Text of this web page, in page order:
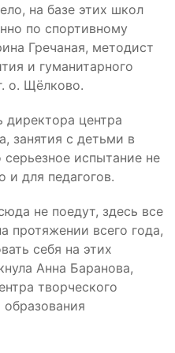
на базе этих школ
по спортивному
Гречаная, методист
и гуманитарного
о. Щёлково.
директора центра
занятия с детьми в
испытание не
и для педагогов.
не поедут, здесь все
протяжении всего года,
себя на этих
Анна Баранова,
творческого
образования